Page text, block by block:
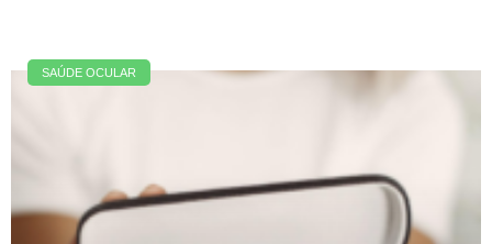
SAÚDE OCULAR